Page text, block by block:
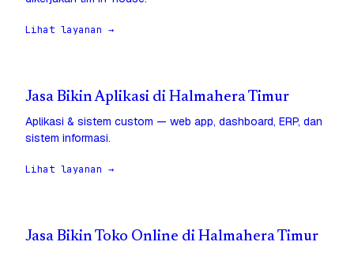
Lihat layanan →
Jasa Bikin Aplikasi di Halmahera Timur
Aplikasi & sistem custom — web app, dashboard, ERP, dan
sistem informasi.
Lihat layanan →
Jasa Bikin Toko Online di Halmahera Timur